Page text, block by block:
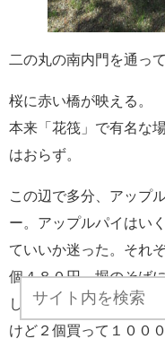
二の丸の南内門を通っ
桜に赤い橋が映える。
本来「花筏」で有名な
はおらず。
この辺で多分、アップ
ー。アップルパイはい
ていいか迷った。それ
個４８０円。堀のそば
したらこれが本日の昼
けど２個買って１００